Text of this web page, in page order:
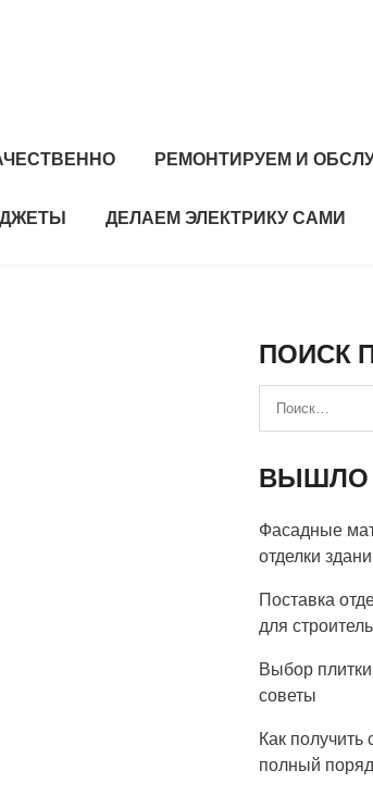
РЕМОНТИРУЕМ И
ДЕЛАЕМ ЭЛЕКТРИКУ САМИ
ПОИСК
ВЫШЛО
Фасадные
отделки
Поставка
для
Выбор
советы
Как
полный